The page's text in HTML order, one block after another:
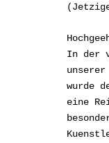
In der
unserer
wurde
eine